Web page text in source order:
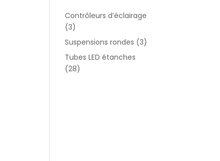
Contrôleurs d’éclairage
(3)
Suspensions rondes (3)
Tubes LED étanches
(28)